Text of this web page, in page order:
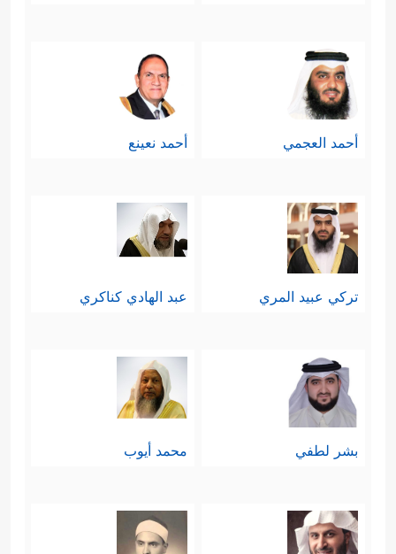
أحمد العجمي أحمد نعينع
تركي عبيد المري عبد الهادي كناكري
بشر لطفي محمد أيوب